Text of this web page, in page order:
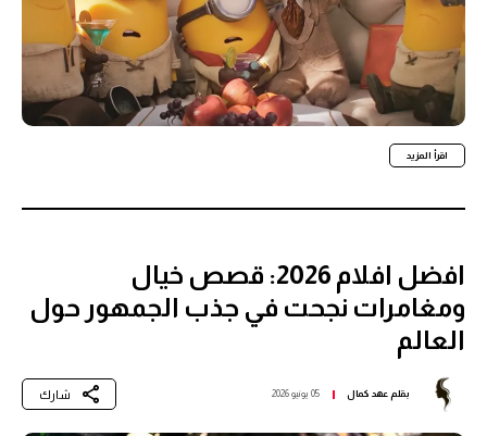
اقرأ المزيد
افضل افلام 2026: قصص خيال
ومغامرات نجحت في جذب الجمهور حول
العالم
بقلمعهد كمال 05 يونيو 2026 شارك